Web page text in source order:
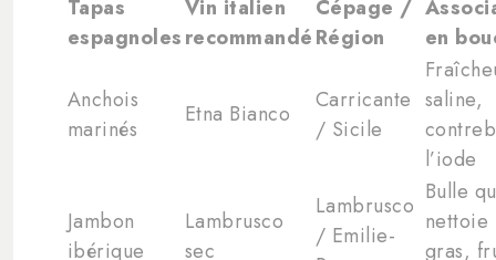
Tapas
espagnoles
Vin italien
recommandé
Cépage /
Région
en
Anchois
marinés
Etna Bianco
Carricante
/ Sicile
saline,
l’iode
Jambon
ibérique
Lambrusco
sec
Lambrusco
/ Emilie-
Bulle
nettoie
gras,